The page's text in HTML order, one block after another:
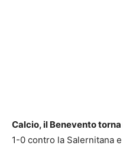
Calcio, il Benevento torna
1-0 contro la Salernitana